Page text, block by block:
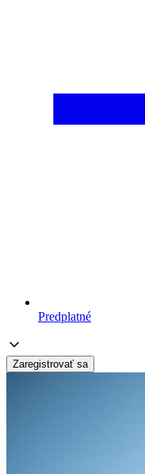
Predplatné
Zaregistrovať sa